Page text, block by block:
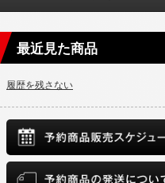
最近見た商品
履歴を残さない